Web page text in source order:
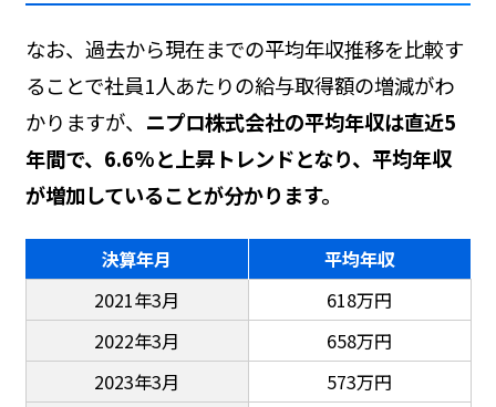
なお、過去から現在までの平均年収推移を比較す
ることで社員1人あたりの給与取得額の増減がわ
かりますが、 ニプロ株式会社の平均年収は直近5
年間で、6.6%と上昇トレンドとなり、平均年収
が増加していることが分かります。
決算年月
平均年収
2021年3月
618万円
2022年3月
658万円
2023年3月
573万円